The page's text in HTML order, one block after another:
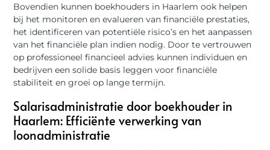
Bovendien kunnen boekhouders in Haarlem ook helpen
bij het monitoren en evalueren van financiële prestaties,
het identificeren van potentiële risico’s en het aanpassen
van het financiële plan indien nodig. Door te vertrouwen
op professioneel financieel advies kunnen individuen en
bedrijven een solide basis leggen voor financiële
stabiliteit en groei op lange termijn.
Salarisadministratie door boekhouder in
Haarlem: Efficiënte verwerking van
loonadministratie